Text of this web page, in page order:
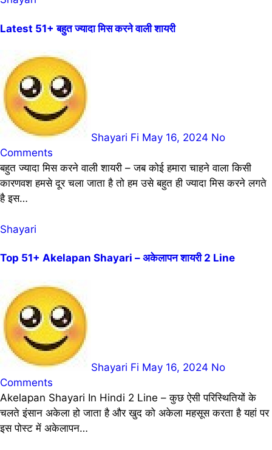
Latest 51+ बहुत ज्यादा मिस करने वाली शायरी
Shayari Fi May 16, 2024 No
Comments
बहुत ज्यादा मिस करने वाली शायरी – जब कोई हमारा चाहने वाला किसी
कारणवश हमसे दूर चला जाता है तो हम उसे बहुत ही ज्यादा मिस करने लगते
है इस…
Shayari
Top 51+ Akelapan Shayari – अकेलापन शायरी 2 Line
Shayari Fi May 16, 2024 No
Comments
Akelapan Shayari In Hindi 2 Line – कुछ ऐसी परिस्थितियों के
चलते इंसान अकेला हो जाता है और खुद को अकेला महसूस करता है यहां पर
इस पोस्ट में अकेलापन…